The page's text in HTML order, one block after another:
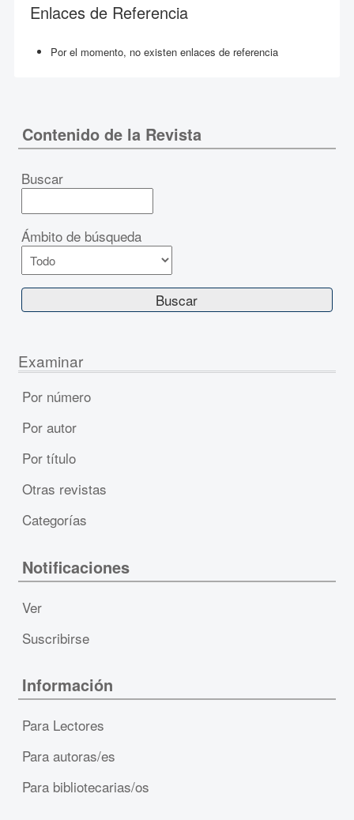
Enlaces de Referencia
Por el momento, no existen enlaces de referencia
Contenido de la Revista
Buscar
Ámbito de búsqueda
Examinar
Por número
Por autor
Por título
Otras revistas
Categorías
Notificaciones
Ver
Suscribirse
Información
Para Lectores
Para autoras/es
Para bibliotecarias/os